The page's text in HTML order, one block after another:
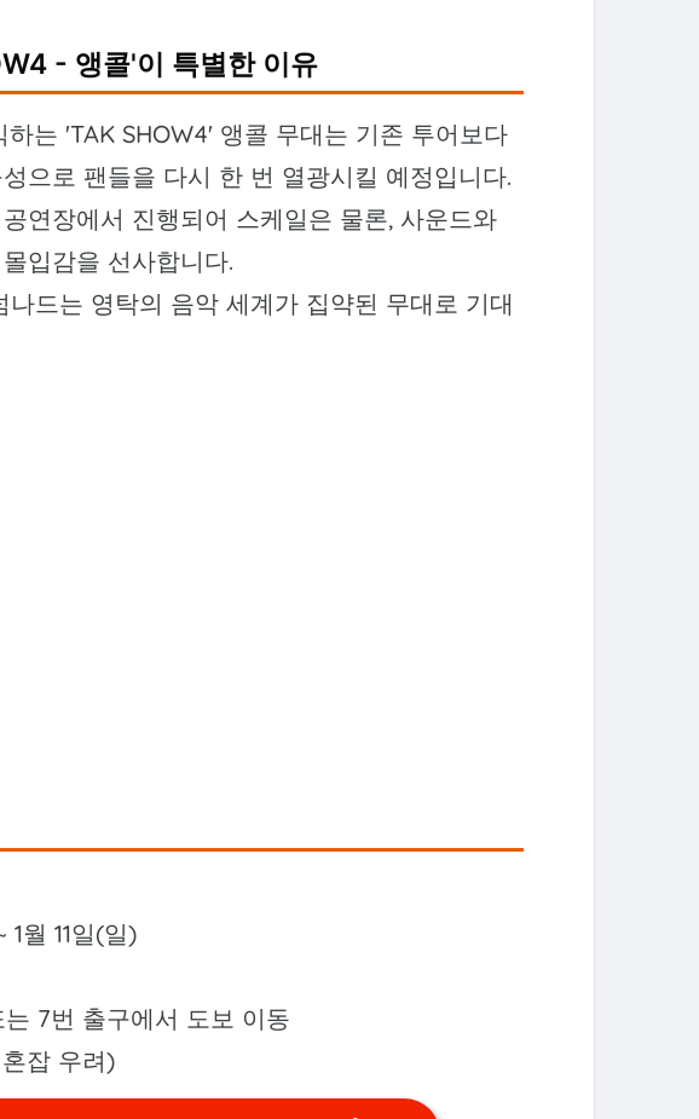
- 앵콜'이 특별한 이유
는 'TAK SHOW4' 앵콜 무대는 기존 투어보다
으로 팬들을 다시 한 번 열광시킬 예정입니다.
연장에서 진행되어 스케일은 물론, 사운드와
입감을 선사합니다.
드는 영탁의 음악 세계가 집약된 무대로 기대
월 11일(일)
7번 출구에서 도보 이동
잡 우려)